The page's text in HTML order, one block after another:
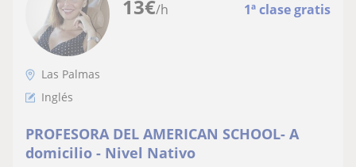
13€/h 1ª clase gratis
Las Palmas
Inglés
PROFESORA DEL AMERICAN SCHOOL- A
domicilio - Nivel Nativo